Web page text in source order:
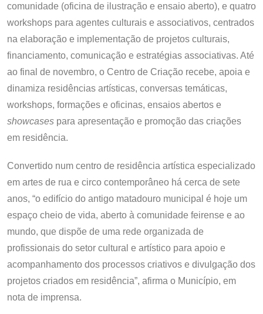
comunidade (oficina de ilustração e ensaio aberto), e quatro
workshops para agentes culturais e associativos, centrados
na elaboração e implementação de projetos culturais,
financiamento, comunicação e estratégias associativas. Até
ao final de novembro, o Centro de Criação recebe, apoia e
dinamiza residências artísticas, conversas temáticas,
workshops, formações e oficinas, ensaios abertos e
showcases para apresentação e promoção das criações
em residência.
Convertido num centro de residência artística especializado
em artes de rua e circo contemporâneo há cerca de sete
anos, “o edifício do antigo matadouro municipal é hoje um
espaço cheio de vida, aberto à comunidade feirense e ao
mundo, que dispõe de uma rede organizada de
profissionais do setor cultural e artístico para apoio e
acompanhamento dos processos criativos e divulgação dos
projetos criados em residência”, afirma o Município, em
nota de imprensa.